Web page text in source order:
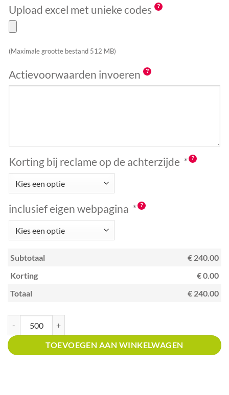
Upload excel met unieke codes
(Maximale grootte bestand 512 MB)
Actievoorwaarden invoeren
Korting bij reclame op de achterzijde *
inclusief eigen webpagina *
Subtotaal
€ 240.00
Korting
€ 0.00
Totaal
€ 240.00
TOEVOEGEN AAN WINKELWAGEN